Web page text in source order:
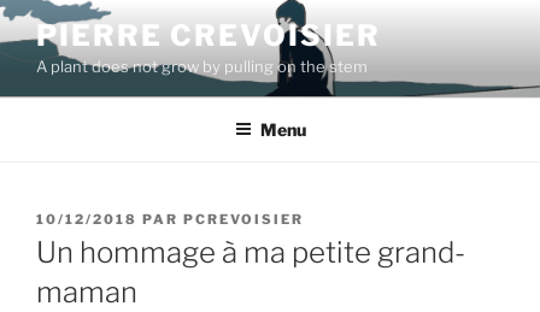
Aller
au
contenu
principal
PIERRE CREVOISIER
A plant does not grow by pulling on the stem
Menu
PUBLIÉ
LE
10/12/2018 PAR PCREVOISIER
Un hommage à ma petite grand-
maman